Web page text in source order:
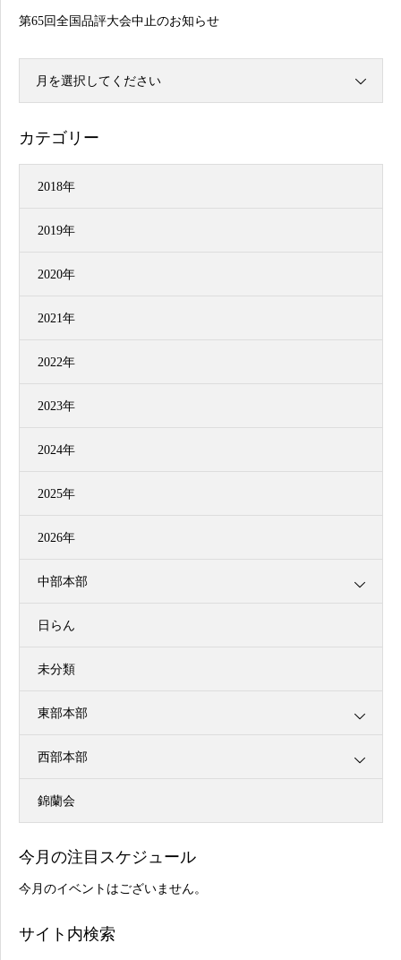
第65回全国品評大会中止のお知らせ
月を選択してください
カテゴリー
2018年
2019年
2020年
2021年
2022年
2023年
2024年
2025年
2026年
中部本部
日らん
未分類
東部本部
西部本部
錦蘭会
今月の注目スケジュール
今月のイベントはございません。
サイト内検索